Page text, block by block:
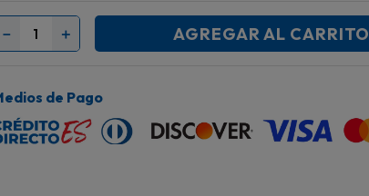
＋
－ AGREGAR AL CARRITO
de Pago